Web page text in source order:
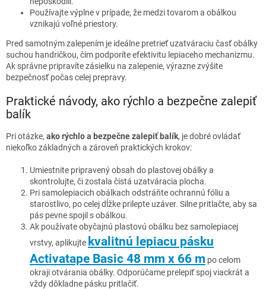
Používajte výplne v prípade, že medzi tovarom a obálkou
vznikajú voľné priestory.
Pred samotným zalepením je ideálne pretrieť uzatváraciu časť obálky
suchou handričkou, čím podporíte efektivitu lepiaceho mechanizmu.
Ak správne pripravíte zásielku na zalepenie, výrazne zvýšite
bezpečnosť počas celej prepravy.
Praktické návody, ako rýchlo a bezpečne zalepiť
balík
Pri otázke, ako rýchlo a bezpečne zalepiť balík, je dobré ovládať
niekoľko základných a zároveň praktických krokov:
Umiestnite pripravený obsah do plastovej obálky a
skontrolujte, či zostala čistá uzatváracia plocha.
Pri samolepiacich obálkach odstráňte ochrannú fóliu a
starostlivo, po celej dĺžke prilepte uzáver. Silne pritlačte, aby sa
pás pevne spojil s obálkou.
Ak používate obyčajnú plastovú obálku bez samolepiacej
vrstvy, aplikujte kvalitnú lepiacu pásku
Activatape Basic 48 mm x 66 m po celom
okraji otvárania obálky. Odporúčame prelepiť spoj viackrát a
vždy dôkladne pásku pritlačiť.